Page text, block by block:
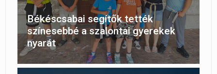
Békéscsabai segítők tették
színesebbé a szalontai gyerekek
nyarát